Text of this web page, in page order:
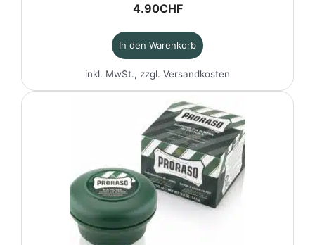
4.90CHF
In den Warenkorb
inkl. MwSt., zzgl. Versandkosten